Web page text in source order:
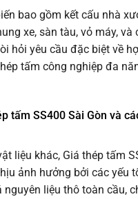
bao gồm kết cấu nhà
xe, sàn tàu, vỏ máy, và
hỏi yêu cầu đặc biệt về
tấm công nghiệp đa
tấm SS400 Sài Gòn và
liệu khác, Giá thép tấm
ảnh hưởng bởi các yếu
liệu thô toàn cầu,